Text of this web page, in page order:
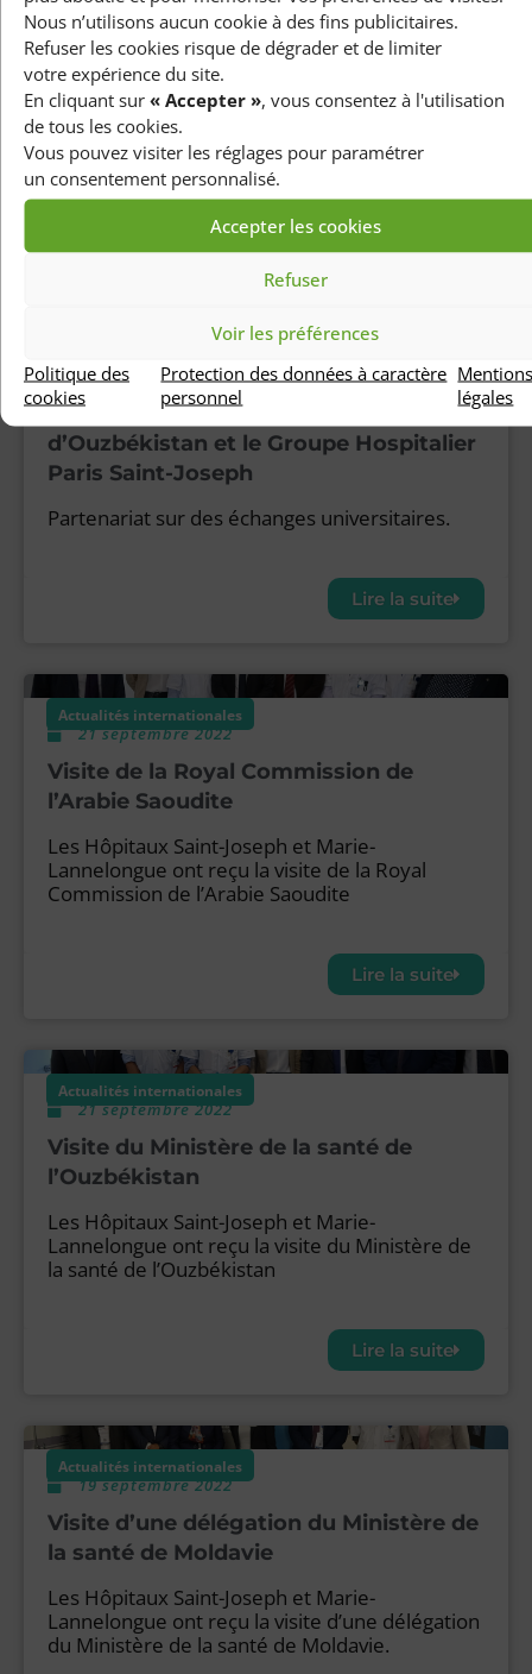
Nous n’utilisons aucun cookie à des fins publicitaires.
Refuser les cookies risque de dégrader et de limiter
votre expérience du site.
En cliquant sur « Accepter », vous consentez à l'utilisation
de tous les cookies.
Vous pouvez visiter les réglages pour paramétrer
un consentement personnalisé.
Accepter les cookies
Refuser
Voir les préférences
Politique des
cookies
Protection des données à caractère
personnel
légales
patients atteints d’un cancer de
l’oesophage
Le Professeur Éric Raymond a présenté les
résultats positifs d’une étude mondiale
d’immunothérapie des cancers de l’œsophage
Actualités internationales
20 novembre 2022
Signature d’un partenariat entre le
Ministère de la santé de la République
d’Ouzbékistan et le Groupe Hospitalier
Paris Saint-Joseph
Partenariat sur des échanges universitaires.
Lire la suite
Actualités internationales
21 septembre 2022
Visite de la Royal Commission de
l’Arabie Saoudite
Les Hôpitaux Saint-Joseph et Marie-
Lannelongue ont reçu la visite de la Royal
Commission de l’Arabie Saoudite
Lire la suite
Actualités internationales
21 septembre 2022
Visite du Ministère de la santé de
l’Ouzbékistan
Les Hôpitaux Saint-Joseph et Marie-
Lannelongue ont reçu la visite du Ministère de
la santé de l’Ouzbékistan
Lire la suite
Actualités internationales
19 septembre 2022
Visite d’une délégation du Ministère de
la santé de Moldavie
Les Hôpitaux Saint-Joseph et Marie-
Lannelongue ont reçu la visite d’une délégation
du Ministère de la santé de Moldavie.